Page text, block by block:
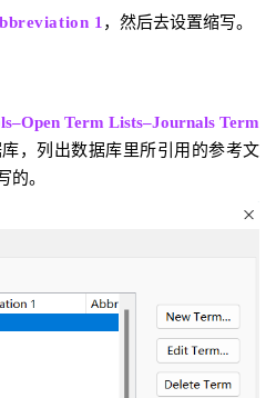
1 ，然后去设置缩写。
Term Lists–Journals Term
，列出数据库里所引用的参考文
的。